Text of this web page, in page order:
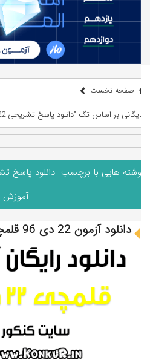
صفحه نخست
بایگانی بر اساس تگ "دانلود پاسخ تشریحی 22 دی 96 کانون فرهنگی آموزش"
آموزش"
دانلود آزمون 22 دی 96 قلمچی